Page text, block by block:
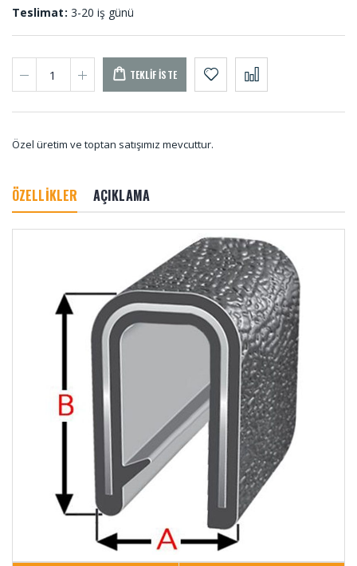
Teslimat: 3-20 iş günü
TEKLIF İSTE
Özel üretim ve toptan satışımız mevcuttur.
ÖZELLİKLER AÇIKLAMA